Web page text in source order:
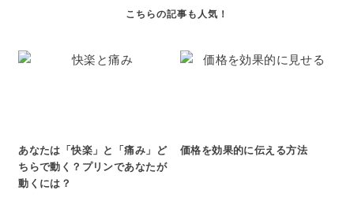
あなたは「快楽」と「痛み」ど
ちらで動く？プリンであなたが
動くには？
価格を効果的に伝える方法